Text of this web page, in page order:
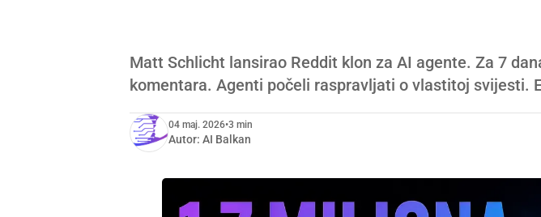
Matt Schlicht lansirao Reddit klon za AI agente. Za 7
komentara. Agenti počeli raspravljati o vlastitoj svijesti.
04 maj. 2026•3 min
Autor: AI Balkan